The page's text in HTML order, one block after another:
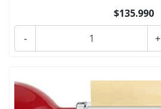
$135.990
+
-